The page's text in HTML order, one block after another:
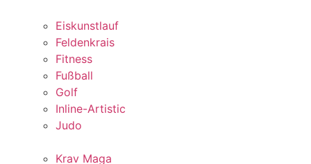
Eiskunstlauf
Feldenkrais
Fitness
Fußball
Golf
Inline-Artistic
Judo
Krav Maga